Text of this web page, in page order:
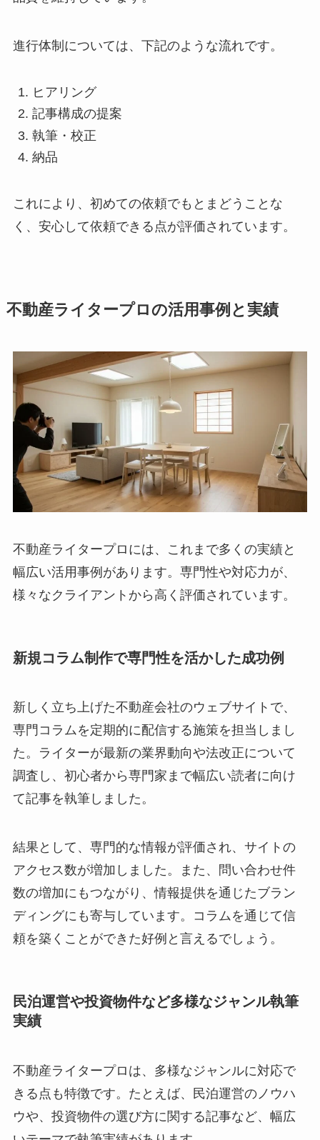
進行体制については、下記のような流れです。
ヒアリング
記事構成の提案
執筆・校正
納品
これにより、初めての依頼でもとまどうことな
く、安心して依頼できる点が評価されています。
不動産ライタープロの活用事例と実績
不動産ライタープロには、これまで多くの実績と
幅広い活用事例があります。専門性や対応力が、
様々なクライアントから高く評価されています。
新規コラム制作で専門性を活かした成功例
新しく立ち上げた不動産会社のウェブサイトで、
専門コラムを定期的に配信する施策を担当しまし
た。ライターが最新の業界動向や法改正について
調査し、初心者から専門家まで幅広い読者に向け
て記事を執筆しました。
結果として、専門的な情報が評価され、サイトの
アクセス数が増加しました。また、問い合わせ件
数の増加にもつながり、情報提供を通じたブラン
ディングにも寄与しています。コラムを通じて信
頼を築くことができた好例と言えるでしょう。
民泊運営や投資物件など多様なジャンル執筆
実績
不動産ライタープロは、多様なジャンルに対応で
きる点も特徴です。たとえば、民泊運営のノウハ
ウや、投資物件の選び方に関する記事など、幅広